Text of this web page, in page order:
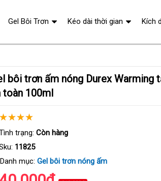
toàn 100ml
trạng: Còn hàng
11825
mục: Gel bôi trơn nóng ấm
Gel Bôi Trơn Kéo dài thời gian Kích